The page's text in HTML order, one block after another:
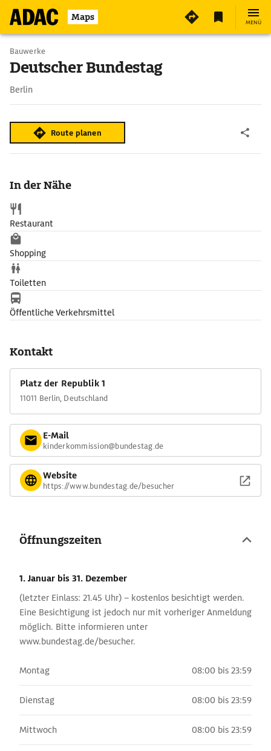
Maps MENÜ
Bauwerke
Deutscher Bundestag
Berlin
Route planen
In der Nähe
Restaurant
Shopping
Toiletten
Öffentliche Verkehrsmittel
Kontakt
Platz der Republik 1
11011 Berlin, Deutschland
E-Mail
kinderkommission@bundestag.de
Website
https://www.bundestag.de/besucher
Öffnungszeiten
1. Januar bis 31. Dezember
(letzter Einlass: 21.45 Uhr) – kostenlos besichtigt werden.
Eine Besichtigung ist jedoch nur mit vorheriger Anmeldung
möglich. Bitte informieren unter
www.bundestag.de/besucher.
Montag 08:00 bis 23:59
Dienstag 08:00 bis 23:59
Mittwoch 08:00 bis 23:59